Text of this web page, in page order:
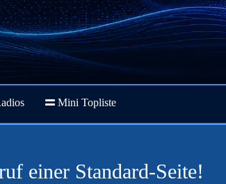
Mini Topliste
einer Standard-Seite!